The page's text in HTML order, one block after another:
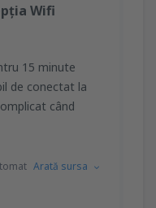
Wifi
15 minute
de conectat la
când
Arată sursa